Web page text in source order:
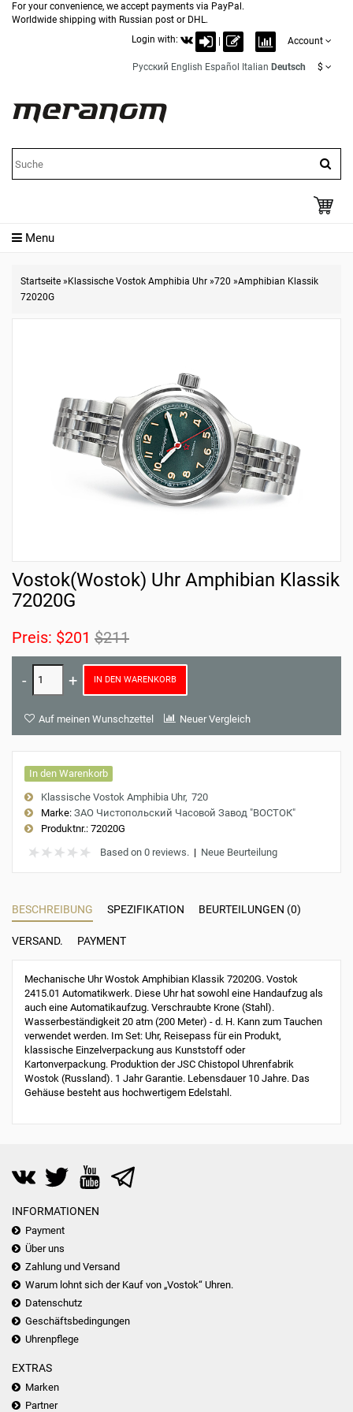
For your convenience, we accept payments via PayPal.
Worldwide shipping with Russian post or DHL.
Login with:
Account
Русский English Español Italian Deutsch $
Menu
Startseite » Klassische Vostok Amphibia Uhr »720 »Amphibian Klassik
72020G
Vostok(Wostok) Uhr Amphibian Klassik
72020G
Preis: $201 $211
IN DEN WARENKORB
Auf meinen Wunschzettel Neuer Vergleich
In den Warenkorb
Klassische Vostok Amphibia Uhr 720
Marke: ЗАО Чистопольский Часовой Завод "ВОСТОК"
Produktnr.: 72020G
Based on 0 reviews. | Neue Beurteilung
BESCHREIBUNG SPEZIFIKATION BEURTEILUNGEN (0)
VERSAND. PAYMENT
Mechanische Uhr Wostok Amphibian Klassik 72020G. Vostok
2415.01 Automatikwerk. Diese Uhr hat sowohl eine Handaufzug als
auch eine Automatikaufzug. Verschraubte Krone (Stahl).
Wasserbeständigkeit 20 atm (200 Meter) - d. H. Kann zum Tauchen
verwendet werden. Im Set: Uhr, Reisepass für ein Produkt,
klassische Einzelverpackung aus Kunststoff oder
Kartonverpackung. Produktion der JSC Chistopol Uhrenfabrik
Wostok (Russland). 1 Jahr Garantie. Lebensdauer 10 Jahre. Das
Gehäuse besteht aus hochwertigem Edelstahl.
INFORMATIONEN
Payment
Über uns
Zahlung und Versand
Warum lohnt sich der Kauf von „Vostok“ Uhren.
Datenschutz
Geschäftsbedingungen
Uhrenpflege
EXTRAS
Marken
Partner